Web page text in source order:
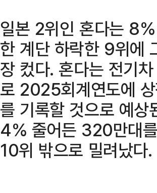
일본 2위인 혼다는
한 계단 하락한 9위에
장 컸다. 혼다는 전기
로 2025회계연도에
를 기록할 것으로 예
4% 줄어든 320만대
10위 밖으로 밀려났다.